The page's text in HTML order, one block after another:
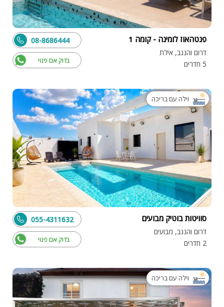
פנטהאוז לומינה - קומה 1
דרום והנגב, אילת
5 חדרים
בדוק אם פנוי
08-8686444
וילה עם בריכה
סוויטות בוטיק מבועים
דרום והנגב, מבועים
2 חדרים
בדוק אם פנוי
055-4311632
וילה עם בריכה